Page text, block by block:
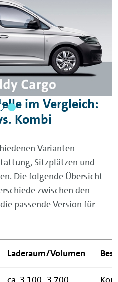
im Vergleich:
Kombi
Varianten
Sitzplätzen und
Die folgende Übersicht
zwischen den
passende Version für
Laderaum/Volumen